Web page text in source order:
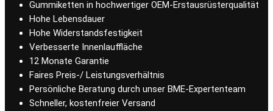
Gummiketten in hochwertiger OEM-Erstausrüsterqualität
Hohe Lebensdauer
Hohe Widerstandsfestigkeit
Verbesserte Innenlauffläche
12 Monate Garantie
Faires Preis-/ Leistungsverhältnis
Persönliche Beratung durch unser BME-Expertenteam
Schneller, kostenfreier Versand